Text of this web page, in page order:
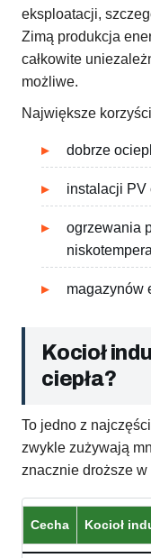
eksploatacji,
Zimą produkcja
całkowite
możliwe.
Największe
dobrze
instalacji PV
ogrzewania
magazynów
Kocioł
ciepła?
To jedno z
zwykle zużywają
znacznie droższe w
Cecha Kocioł